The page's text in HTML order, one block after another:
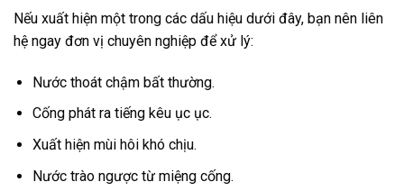
Nếu xuất hiện một trong các dấu hiệu dưới đây, bạn nên liên
hệ ngay đơn vị chuyên nghiệp để xử lý:
Nước thoát chậm bất thường.
Cống phát ra tiếng kêu ục ục.
Xuất hiện mùi hôi khó chịu.
Nước trào ngược từ miệng cống.